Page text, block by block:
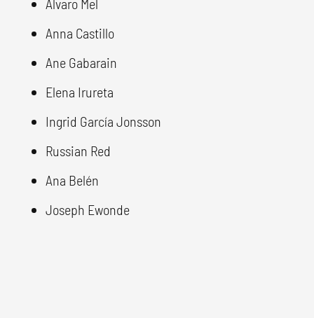
Álvaro Mel
Anna Castillo
Ane Gabarain
Elena Irureta
Ingrid García Jonsson
Russian Red
Ana Belén
Joseph Ewonde